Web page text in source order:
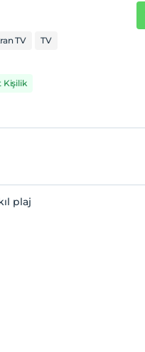
TV
TV
Kişilik
plaj